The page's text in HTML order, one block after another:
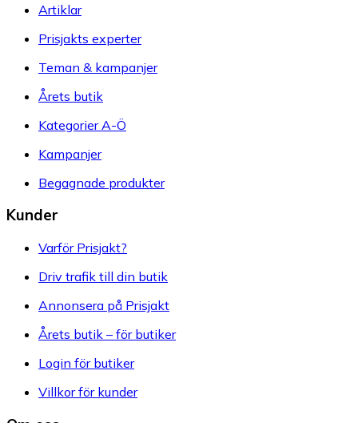
Artiklar
Prisjakts experter
Teman & kampanjer
Årets butik
Kategorier A-Ö
Kampanjer
Begagnade produkter
Kunder
Varför Prisjakt?
Driv trafik till din butik
Annonsera på Prisjakt
Årets butik – för butiker
Login för butiker
Villkor för kunder